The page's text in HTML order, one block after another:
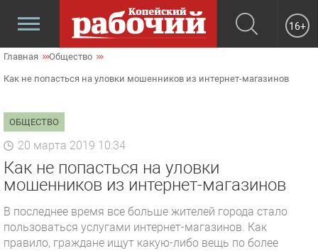
16+
Главная Общество
Как не попасться на уловки мошенников из интернет-магазинов
ОБЩЕСТВО
20 марта 2019 10:34
Как не попасться на уловки
мошенников из интернет-магазинов
В последнее время все больше жителей города стало
пользоваться услугами интернет-магазинов. Как
правило, граждане ищут какую-либо вещь по более